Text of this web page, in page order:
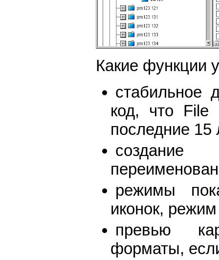
Какие функции
стабильное
код, что
последние 15
создание
режимы
иконок,
превью
форматы,